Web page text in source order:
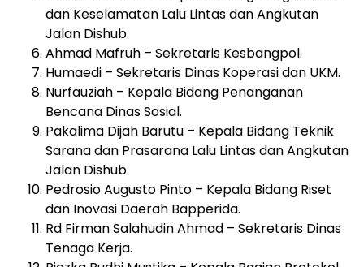
dan Keselamatan Lalu Lintas dan Angkutan
Jalan Dishub.
Ahmad Mafruh – Sekretaris Kesbangpol.
Humaedi – Sekretaris Dinas Koperasi dan UKM.
Nurfauziah – Kepala Bidang Penanganan
Bencana Dinas Sosial.
Pakalima Dijah Barutu – Kepala Bidang Teknik
Sarana dan Prasarana Lalu Lintas dan Angkutan
Jalan Dishub.
Pedrosio Augusto Pinto – Kepala Bidang Riset
dan Inovasi Daerah Bapperida.
Rd Firman Salahudin Ahmad – Sekretaris Dinas
Tenaga Kerja.